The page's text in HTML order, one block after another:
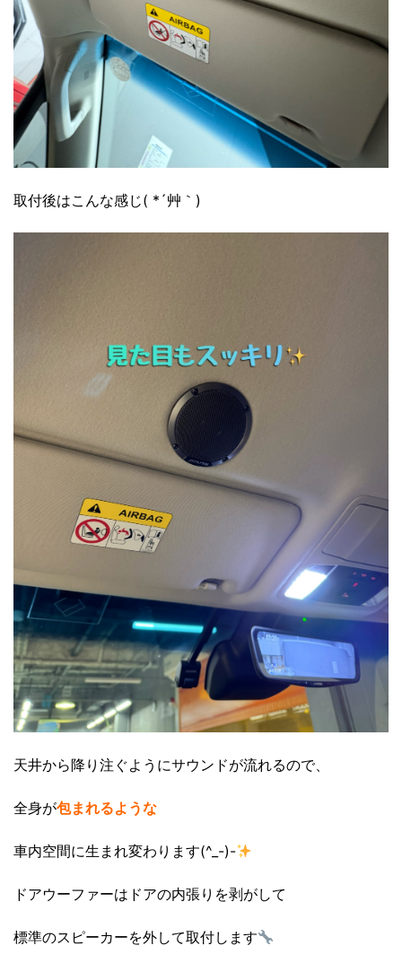
取付後はこんな感じ( *´艸｀)
天井から降り注ぐようにサウンドが流れるので、
全身が包まれるような
車内空間に生まれ変わります(^_-)-
ドアウーファーはドアの内張りを剥がして
標準のスピーカーを外して取付します